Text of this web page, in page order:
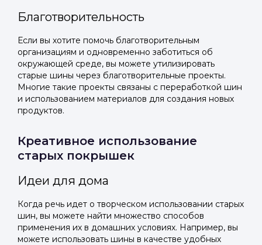
Благотворительность
Если вы хотите помочь благотворительным
организациям и одновременно заботиться об
окружающей среде, вы можете утилизировать
старые шины через благотворительные проекты.
Многие такие проекты связаны с переработкой шин
и использованием материалов для создания новых
продуктов.
Креативное использование
старых покрышек
Идеи для дома
Когда речь идет о творческом использовании старых
шин, вы можете найти множество способов
применения их в домашних условиях. Например, вы
можете использовать шины в качестве удобных